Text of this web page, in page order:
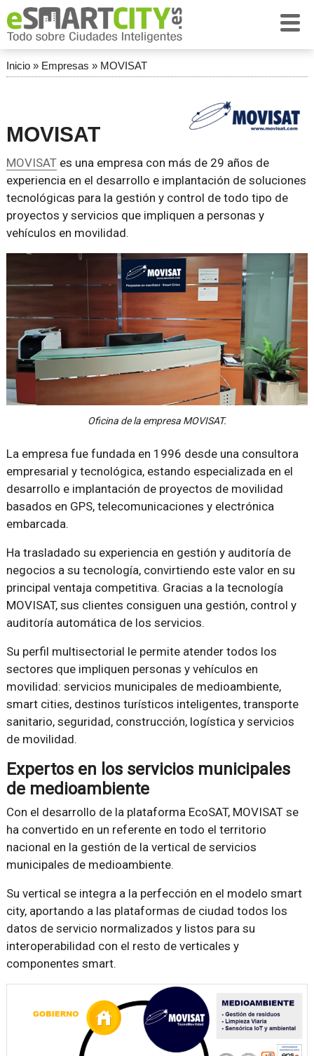
Inicio» Empresas » MOVISAT
MOVISAT
MOVISATes una empresa con más de 29 años de
experiencia en el desarrollo e implantación de soluciones
tecnológicas para la gestión y control de todo tipo de
proyectos y servicios que impliquen a personas y
vehículos en movilidad.
Oficina de la empresa MOVISAT.
La empresa fue fundada en 1996 desde una consultora
empresarial y tecnológica, estando especializada en el
desarrollo e implantación de proyectos de movilidad
basados en GPS, telecomunicaciones y electrónica
embarcada.
Ha trasladado su experiencia en gestión y auditoría de
negocios a su tecnología, convirtiendo este valor en su
principal ventaja competitiva. Gracias a la tecnología
MOVISAT, sus clientes consiguen una gestión, control y
auditoría automática de los servicios.
Su perfil multisectorial le permite atender todos los
sectores que impliquen personas y vehículos en
movilidad: servicios municipales de medioambiente,
smart cities, destinos turísticos inteligentes, transporte
sanitario, seguridad, construcción, logística y servicios
de movilidad.
Expertos en los servicios municipales
de medioambiente
Con el desarrollo de la plataforma EcoSAT, MOVISAT se
ha convertido en un referente en todo el territorio
nacional en la gestión de la vertical de servicios
municipales de medioambiente.
Su vertical se integra a la perfección en el modelo smart
city, aportando a las plataformas de ciudad todos los
datos de servicio normalizados y listos para su
interoperabilidad con el resto de verticales y
componentes smart.